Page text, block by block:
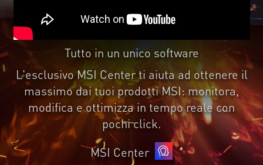
Tutto in un unico software
L'esclusivo MSI Center ti aiuta ad ottenere il
massimo dai tuoi prodotti MSI: monitora,
modifica e ottimizza in tempo reale con
pochi click.
MSI Center